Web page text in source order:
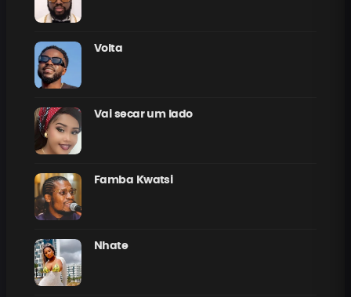
Volta
Vai secar um lado
Famba Kwatsi
Nhate